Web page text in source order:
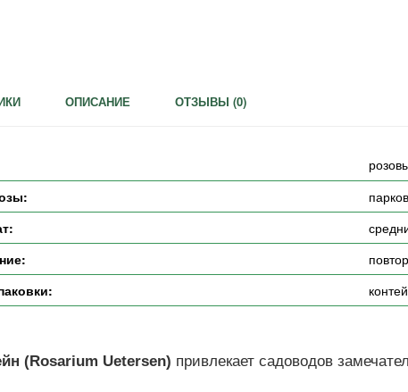
ОПИСАНИЕ ОТЗЫВЫ (0)
(Rosarium Uetersen) привлекает садоводов